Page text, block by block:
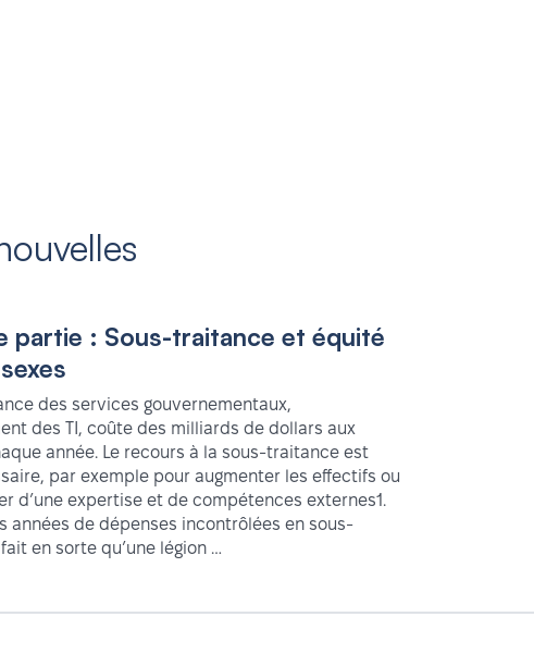
partie : Sous-traitance et équité
des services gouvernementaux,
des TI, coûte des milliards de dollars aux
année. Le recours à la sous-traitance est
par exemple pour augmenter les effectifs ou
d’une expertise et de compétences externes1.
années de dépenses incontrôlées en sous-
en sorte qu’une légion …